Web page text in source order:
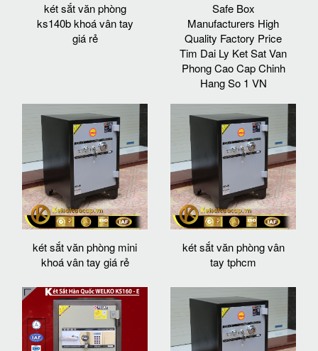
két sắt văn phòng
ks140b khoá vân tay
giá rẻ
Safe Box
Manufacturers High
Quality Factory Price
Tim Dai Ly Ket Sat Van
Phong Cao Cap Chinh
Hang So 1 VN
két sắt văn phòng mini
khoá vân tay giá rẻ
két sắt văn phòng vân
tay tphcm